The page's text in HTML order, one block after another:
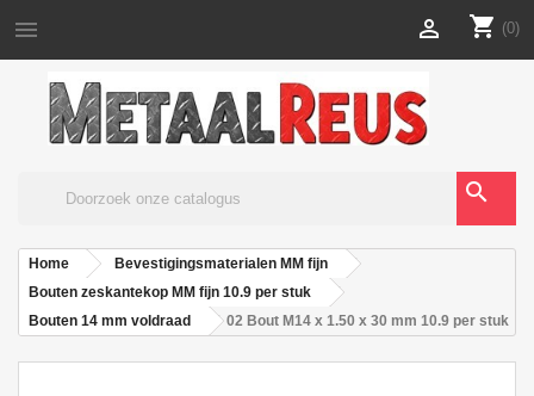
 shopping_cart (0)

search
Home
Bevestigingsmaterialen MM fijn
Bouten zeskantekop MM fijn 10.9 per stuk
Bouten 14 mm voldraad
02 Bout M14 x 1.50 x 30 mm 10.9 per stuk